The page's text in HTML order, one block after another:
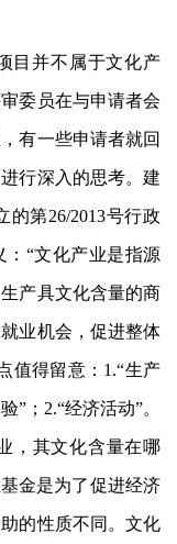
目并不属于文化产
委员在与申请者会
有一些申请者就回
行深入的思考。建
第26/2013号行政
：“文化产业是指源
产具文化含量的商
业机会，促进整体
值得留意：1.“生产
”；2.“经济活动”。
，其文化含量在哪
金是为了促进经济
的性质不同。文化